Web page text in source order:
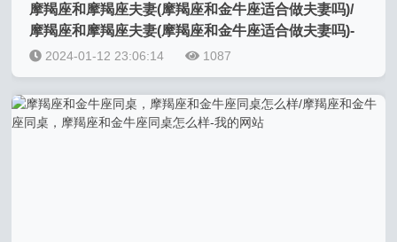
摩羯座和摩羯座夫妻(摩羯座和金牛座适合做夫妻吗)/
摩羯座和摩羯座夫妻(摩羯座和金牛座适合做夫妻吗)-
我的网站
2024-01-12 23:06:14 1087